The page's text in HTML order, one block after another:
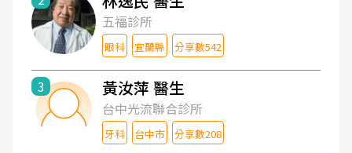
五福診所
眼科 宜蘭縣 分享數542
3 黃汝萍 醫生
台中光流聯合診所
牙科 台中市 分享數208